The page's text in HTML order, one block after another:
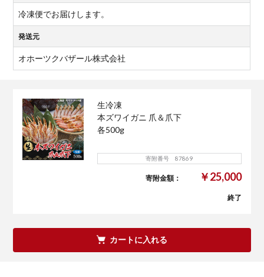
冷凍便でお届けします。
発送元
オホーツクバザール株式会社
生冷凍
本ズワイガニ 爪＆爪下
各500g
寄附番号 87869
寄附金額： ￥25,000
終了
カートに入れる